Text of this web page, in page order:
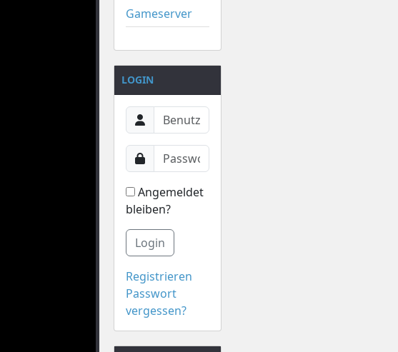
Gameserver
LOGIN
Angemeldet
bleiben?
Login
Registrieren
Passwort
vergessen?